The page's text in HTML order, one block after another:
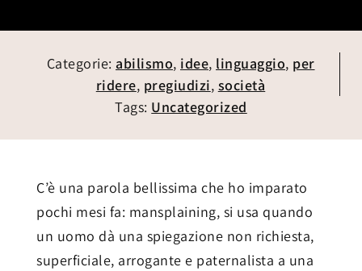
Categorie: abilismo, idee, linguaggio, per
ridere, pregiudizi, società
Tags: Uncategorized
C’è una parola bellissima che ho imparato
pochi mesi fa: mansplaining, si usa quando
un uomo dà una spiegazione non richiesta,
superficiale, arrogante e paternalista a una